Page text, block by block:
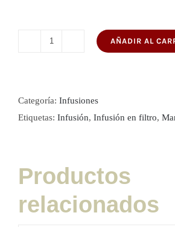
100
filtros
propiedades
digestivas,
AÑADIR AL
Categoría: Infusiones
Etiquetas: Infusión, Infusión en filtro,
Productos
relacionados